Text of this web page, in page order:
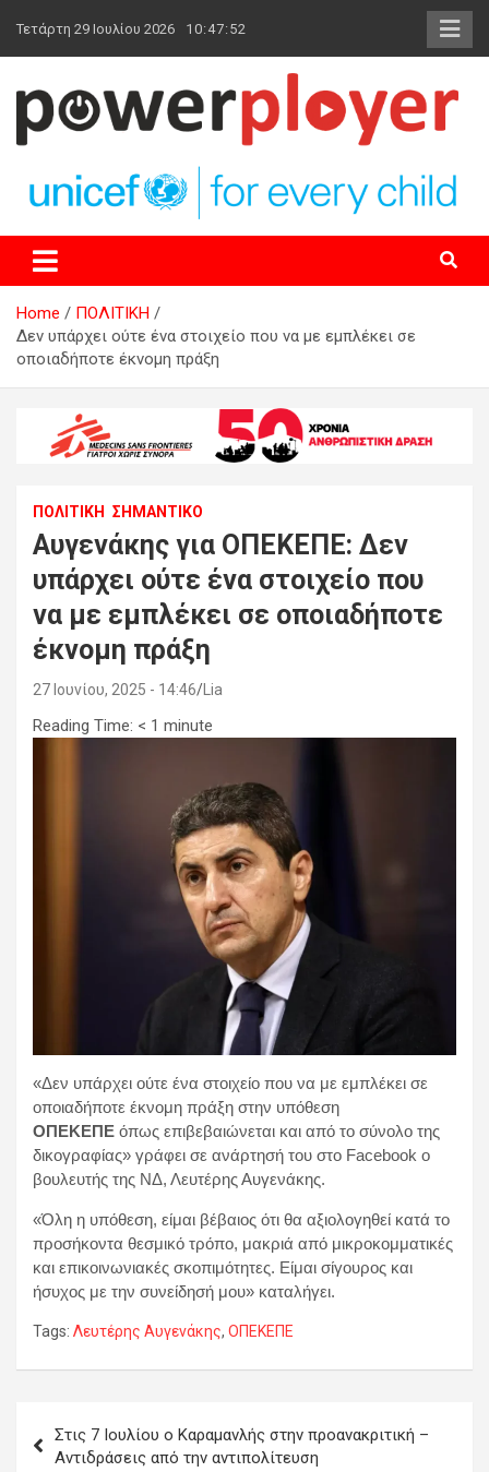
content
Τετάρτη 29 Ιουλίου 2026 10:47:53
powerplayer.gr
Home
ΠΟΛΙΤΙΚΗ
Δεν υπάρχει ούτε ένα στοιχείο που να με εμπλέκει σε
οποιαδήποτε έκνομη πράξη
ΠΟΛΙΤΙΚΗ ΣΗΜΑΝΤΙΚΟ
Αυγενάκης για ΟΠΕΚΕΠΕ: Δεν
υπάρχει ούτε ένα στοιχείο που
να με εμπλέκει σε οποιαδήποτε
έκνομη πράξη
27 Ιουνίου, 2025 - 14:46 Lia
Reading Time: < 1 minute
«Δεν υπάρχει ούτε ένα στοιχείο που να με εμπλέκει σε
οποιαδήποτε έκνομη πράξη στην υπόθεση
ΟΠΕΚΕΠΕ όπως επιβεβαιώνεται και από το σύνολο της
δικογραφίας» γράφει σε ανάρτησή του στο Facebook ο
βουλευτής της ΝΔ, Λευτέρης Αυγενάκης.
«Όλη η υπόθεση, είμαι βέβαιος ότι θα αξιολογηθεί κατά το
προσήκοντα θεσμικό τρόπο, μακριά από μικροκομματικές
και επικοινωνιακές σκοπιμότητες. Είμαι σίγουρος και
ήσυχος με την συνείδησή μου» καταλήγει.
Tags: Λευτέρης Αυγενάκης, ΟΠΕΚΕΠΕ
άρθρων
Στις 7 Ιουλίου ο Καραμανλής στην προανακριτική –
Αντιδράσεις από την αντιπολίτευση